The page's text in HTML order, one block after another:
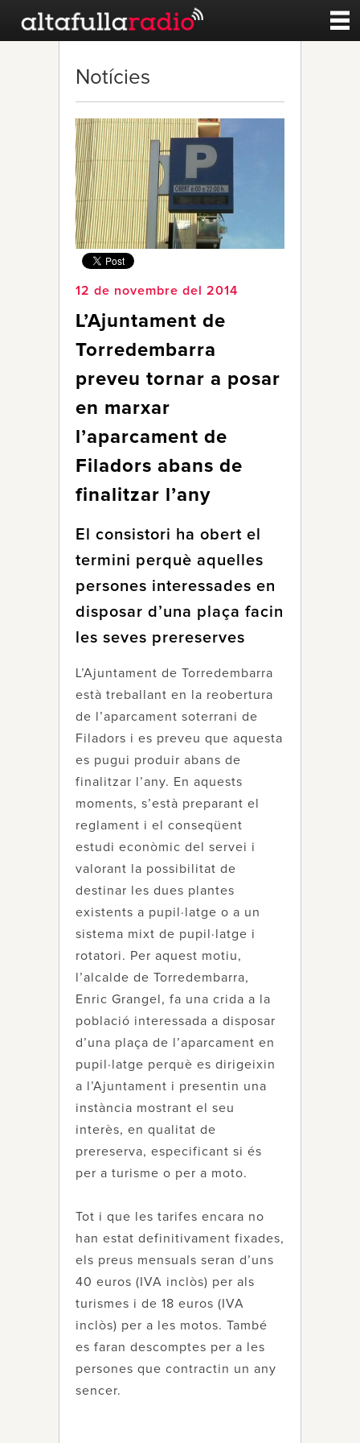
Noticies
Qui Som
Notícies
12 de novembre del 2014
L’Ajuntament de
Torredembarra
preveu tornar a posar
en marxar
l’aparcament de
Filadors abans de
finalitzar l’any
El consistori ha obert el
termini perquè aquelles
persones interessades en
disposar d’una plaça facin
les seves prereserves
L’Ajuntament de Torredembarra
està treballant en la reobertura
de l’aparcament soterrani de
Filadors i es preveu que aquesta
es pugui produir abans de
finalitzar l’any. En aquests
moments, s’està preparant el
reglament i el conseqüent
estudi econòmic del servei i
valorant la possibilitat de
destinar les dues plantes
existents a pupil·latge o a un
sistema mixt de pupil·latge i
rotatori. Per aquest motiu,
l’alcalde de Torredembarra,
Enric Grangel, fa una crida a la
població interessada a disposar
d’una plaça de l’aparcament en
pupil·latge perquè es dirigeixin
a l’Ajuntament i presentin una
instància mostrant el seu
interès, en qualitat de
prereserva, especificant si és
per a turisme o per a moto.
Tot i que les tarifes encara no
han estat definitivament fixades,
els preus mensuals seran d’uns
40 euros (IVA inclòs) per als
turismes i de 18 euros (IVA
inclòs) per a les motos. També
es faran descomptes per a les
persones que contractin un any
sencer.